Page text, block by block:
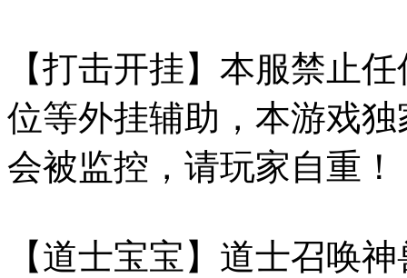
【打击开挂】本服禁止
位等外挂辅助，本游戏
会被监控，请玩家自重！
【道士宝宝】道士召唤